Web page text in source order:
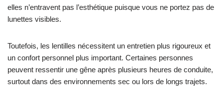
elles n’entravent pas l’esthétique puisque vous ne portez pas de
lunettes visibles.
Toutefois, les lentilles nécessitent un entretien plus rigoureux et
un confort personnel plus important. Certaines personnes
peuvent ressentir une gêne après plusieurs heures de conduite,
surtout dans des environnements sec ou lors de longs trajets.